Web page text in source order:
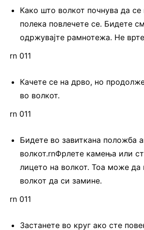
Како што волкот почнува да
полека повлечете се. Бидете
одржувајте рамнотежа. Не
rn 011
Качете се на дрво, но
во волкот.
rn 011
Бидете во завиткана положба
волкот.rnФрлете камења или
лицето на волкот. Тоа може да
волкот да си замине.
rn 011
Застанете во круг ако сте